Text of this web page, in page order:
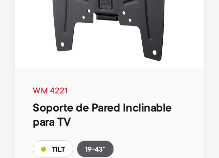
WM 4221
Soporte de Pared Inclinable
para TV
TILT 19-43"